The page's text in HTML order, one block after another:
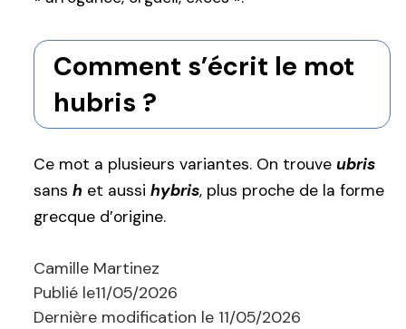
Comment s’écrit le mot
hubris ?
Ce mot a plusieurs variantes. On trouve ubris
sans h et aussi hybris, plus proche de la forme
grecque d’origine.
Camille Martinez
Publié le11/05/2026
Dernière modification le 11/05/2026